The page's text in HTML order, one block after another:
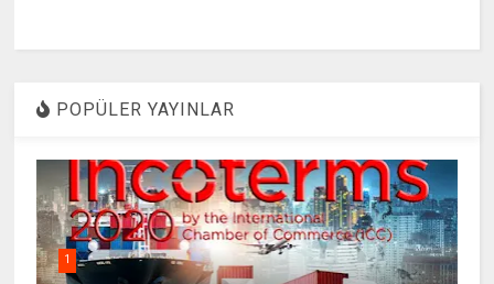
POPÜLER YAYINLAR
1